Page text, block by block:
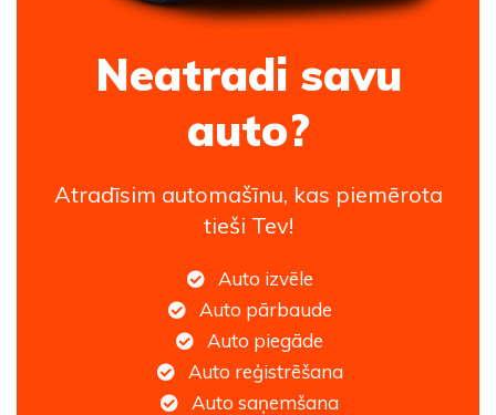
Neatradi savu
auto?
Atradīsim automašīnu, kas piemērota
tieši Tev!
Auto izvēle
Auto pārbaude
Auto piegāde
Auto reģistrēšana
Auto saņemšana